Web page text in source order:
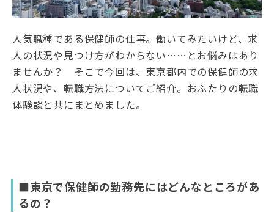
人気職種である保健師の仕事。働いてみたいけど、求
人の状況や見つけ方がわからない……とお悩みはあり
ませんか？ そこで今回は、東京都内での保健師の求
人状況や、転職方法についてご紹介。おふたりの転職
体験談と共にまとめました。
■東京で保健師の勤務先にはどんなところがあ
るの？